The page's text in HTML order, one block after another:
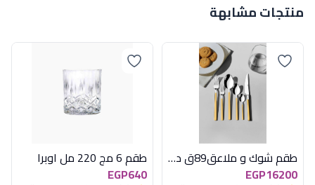
منتجات مشابهة
طقم شوك و ملاعق89ق داليان جولد لامع نهير
EGP16200
طقم 6 مج 220 مل اوبرا
EGP640